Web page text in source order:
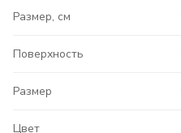
Размер, см
Поверхность
Размер
Цвет